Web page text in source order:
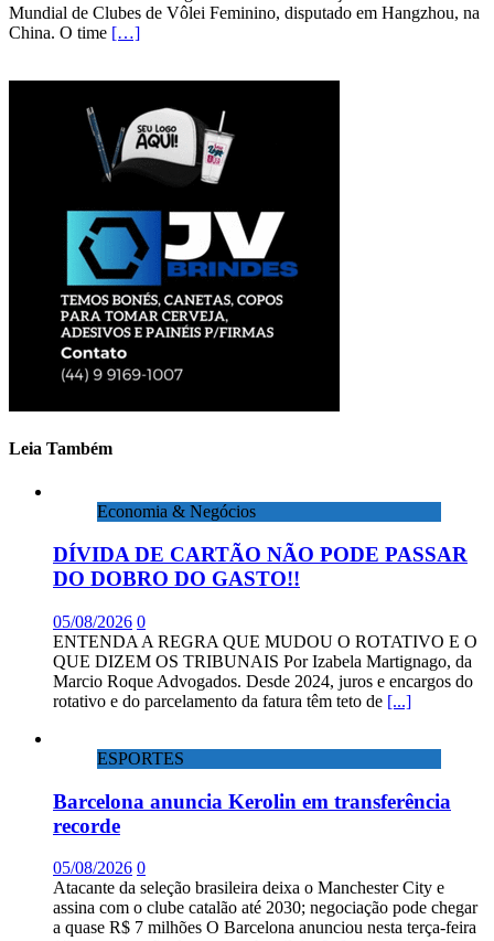
Mundial de Clubes de Vôlei Feminino, disputado em Hangzhou, na
China. O time […]
Leia Também
Economia & Negócios
DÍVIDA DE CARTÃO NÃO PODE PASSAR
DO DOBRO DO GASTO!!
05/08/2026 0
ENTENDA A REGRA QUE MUDOU O ROTATIVO E O
QUE DIZEM OS TRIBUNAIS Por Izabela Martignago, da
Marcio Roque Advogados. Desde 2024, juros e encargos do
rotativo e do parcelamento da fatura têm teto de [...]
ESPORTES
Barcelona anuncia Kerolin em transferência
recorde
05/08/2026 0
Atacante da seleção brasileira deixa o Manchester City e
assina com o clube catalão até 2030; negociação pode chegar
a quase R$ 7 milhões O Barcelona anunciou nesta terça-feira